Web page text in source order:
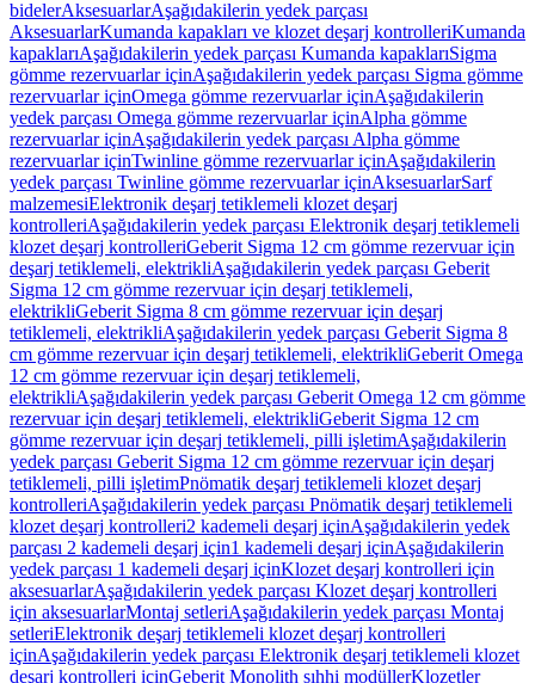
bidelerAksesuarlarAşağıdakilerin yedek parçası
AksesuarlarKumanda kapakları ve klozet deşarj kontrolleriKumanda
kapaklarıAşağıdakilerin yedek parçası Kumanda kapaklarıSigma
gömme rezervuarlar içinAşağıdakilerin yedek parçası Sigma gömme
rezervuarlar içinOmega gömme rezervuarlar içinAşağıdakilerin
yedek parçası Omega gömme rezervuarlar içinAlpha gömme
rezervuarlar içinAşağıdakilerin yedek parçası Alpha gömme
rezervuarlar içinTwinline gömme rezervuarlar içinAşağıdakilerin
yedek parçası Twinline gömme rezervuarlar içinAksesuarlarSarf
malzemesiElektronik deşarj tetiklemeli klozet deşarj
kontrolleriAşağıdakilerin yedek parçası Elektronik deşarj tetiklemeli
klozet deşarj kontrolleriGeberit Sigma 12 cm gömme rezervuar için
deşarj tetiklemeli, elektrikliAşağıdakilerin yedek parçası Geberit
Sigma 12 cm gömme rezervuar için deşarj tetiklemeli,
elektrikliGeberit Sigma 8 cm gömme rezervuar için deşarj
tetiklemeli, elektrikliAşağıdakilerin yedek parçası Geberit Sigma 8
cm gömme rezervuar için deşarj tetiklemeli, elektrikliGeberit Omega
12 cm gömme rezervuar için deşarj tetiklemeli,
elektrikliAşağıdakilerin yedek parçası Geberit Omega 12 cm gömme
rezervuar için deşarj tetiklemeli, elektrikliGeberit Sigma 12 cm
gömme rezervuar için deşarj tetiklemeli, pilli işletimAşağıdakilerin
yedek parçası Geberit Sigma 12 cm gömme rezervuar için deşarj
tetiklemeli, pilli işletimPnömatik deşarj tetiklemeli klozet deşarj
kontrolleriAşağıdakilerin yedek parçası Pnömatik deşarj tetiklemeli
klozet deşarj kontrolleri2 kademeli deşarj içinAşağıdakilerin yedek
parçası 2 kademeli deşarj için1 kademeli deşarj içinAşağıdakilerin
yedek parçası 1 kademeli deşarj içinKlozet deşarj kontrolleri için
aksesuarlarAşağıdakilerin yedek parçası Klozet deşarj kontrolleri
için aksesuarlarMontaj setleriAşağıdakilerin yedek parçası Montaj
setleriElektronik deşarj tetiklemeli klozet deşarj kontrolleri
içinAşağıdakilerin yedek parçası Elektronik deşarj tetiklemeli klozet
deşarj kontrolleri içinGeberit Monolith sıhhi modüllerKlozetler